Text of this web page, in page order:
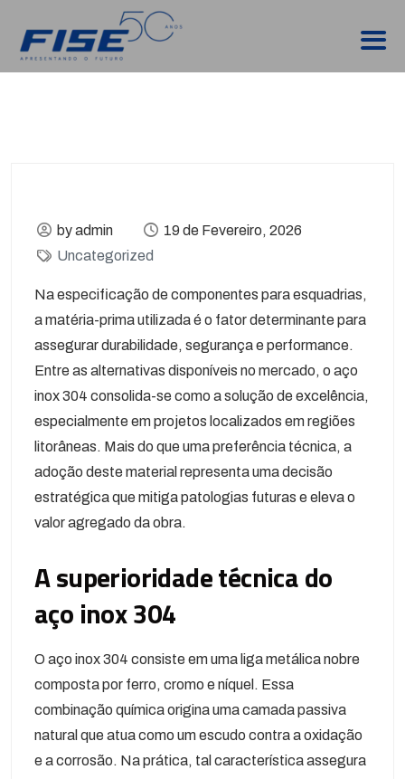
by admin
19 de Fevereiro, 2026
Uncategorized
Na especificação de componentes para esquadrias,
a matéria-prima utilizada é o fator determinante para
assegurar durabilidade, segurança e performance.
Entre as alternativas disponíveis no mercado, o aço
inox 304 consolida-se como a solução de excelência,
especialmente em projetos localizados em regiões
litorâneas. Mais do que uma preferência técnica, a
adoção deste material representa uma decisão
estratégica que mitiga patologias futuras e eleva o
valor agregado da obra.
A superioridade técnica do
aço inox 304
O aço inox 304 consiste em uma liga metálica nobre
composta por ferro, cromo e níquel. Essa
combinação química origina uma camada passiva
natural que atua como um escudo contra a oxidação
e a corrosão. Na prática, tal característica assegura